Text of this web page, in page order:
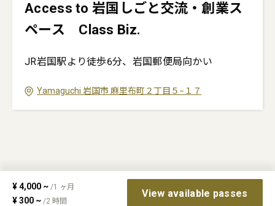
Access to 岩国しごと交流・創業ス
ペース Class Biz.
JR岩国駅より徒歩6分、岩国郵便局向かい
Yamaguchi 岩国市 麻里布町２丁目５−１７
¥4,000 ~ /1 ヶ月
¥300 ~ /2 時間
View available passes